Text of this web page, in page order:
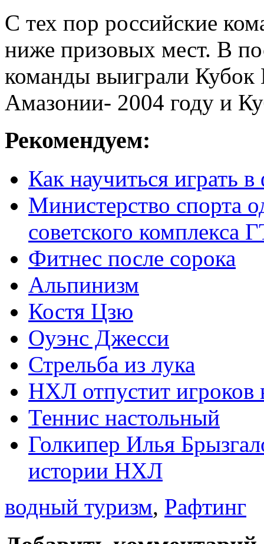
С тех пор российские
ниже призовых мест. В
команды выиграли
Амазонии- 2004 году и
Рекомендуем:
Как научиться играть
Министерство спорта
советского комплекса
Фитнес после сорока
Альпинизм
Костя Цзю
Оуэнс Джесси
Стрельба из лука
НХЛ отпустит игроков
Теннис настольный
Голкипер Илья
истории НХЛ
водный туризм, Рафтинг